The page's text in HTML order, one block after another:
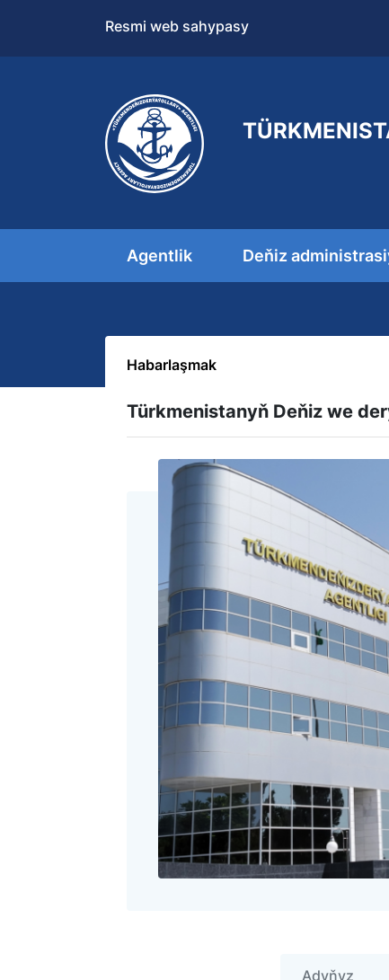
Resmi web sahypasy
Agentlik Deňiz
Habarlaşmak
Türkmenistanyň Deňiz we